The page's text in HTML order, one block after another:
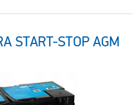
START-STOP AGM